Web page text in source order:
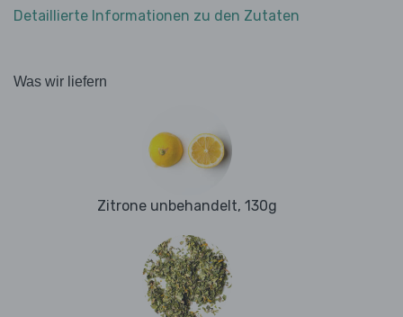
Detaillierte Informationen zu den Zutaten
Was wir liefern
Zitrone unbehandelt, 130g